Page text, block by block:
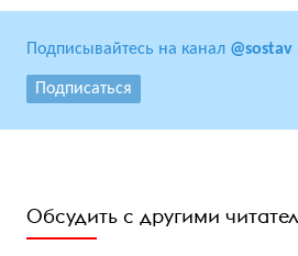
Подписывайтесь на канал @sostav
Подписаться
Обсудить с другими